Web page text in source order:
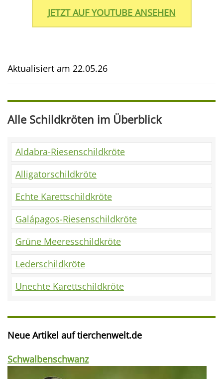
JETZT AUF YOUTUBE ANSEHEN
Aktualisiert am 22.05.26
Alle Schildkröten im Überblick
Aldabra-Riesenschildkröte
Alligatorschildkröte
Echte Karettschildkröte
Galápagos-Riesenschildkröte
Grüne Meeresschildkröte
Lederschildkröte
Unechte Karettschildkröte
Neue Artikel auf tierchenwelt.de
Schwalbenschwanz